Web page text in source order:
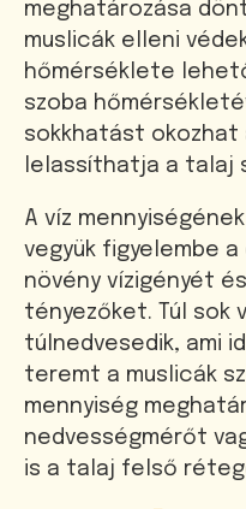
meghatározása
muslicák elleni
hőmérséklete
szoba
sokkhatást okozhat
lelassíthatja a talaj
A víz
vegyük figyelembe
növény vízigényét
tényezőket. Túl sok
túlnedvesedik, ami
teremt a muslicák
mennyiség
nedvességmérőt
is a talaj felső